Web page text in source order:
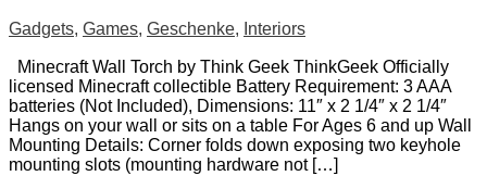
Gadgets, Games, Geschenke, Interiors
Minecraft Wall Torch by Think Geek ThinkGeek Officially
licensed Minecraft collectible Battery Requirement: 3 AAA
batteries (Not Included), Dimensions: 11″ x 2 1/4″ x 2 1/4″
Hangs on your wall or sits on a table For Ages 6 and up Wall
Mounting Details: Corner folds down exposing two keyhole
mounting slots (mounting hardware not […]